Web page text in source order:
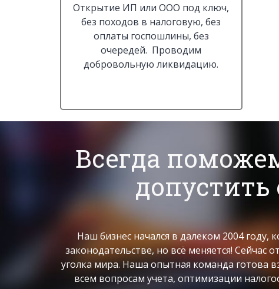
Открытие ИП или ООО под ключ,
без походов в налоговую, без
оплаты госпошлины, без
очередей. Проводим
добровольную ликвидацию.
Всегда
Наш бизнес начался в далеком 2004 году,
законодательстве, но всё меняется!
уголка мира. Наша опытная команда готова
всем вопросам учета, оптимизации